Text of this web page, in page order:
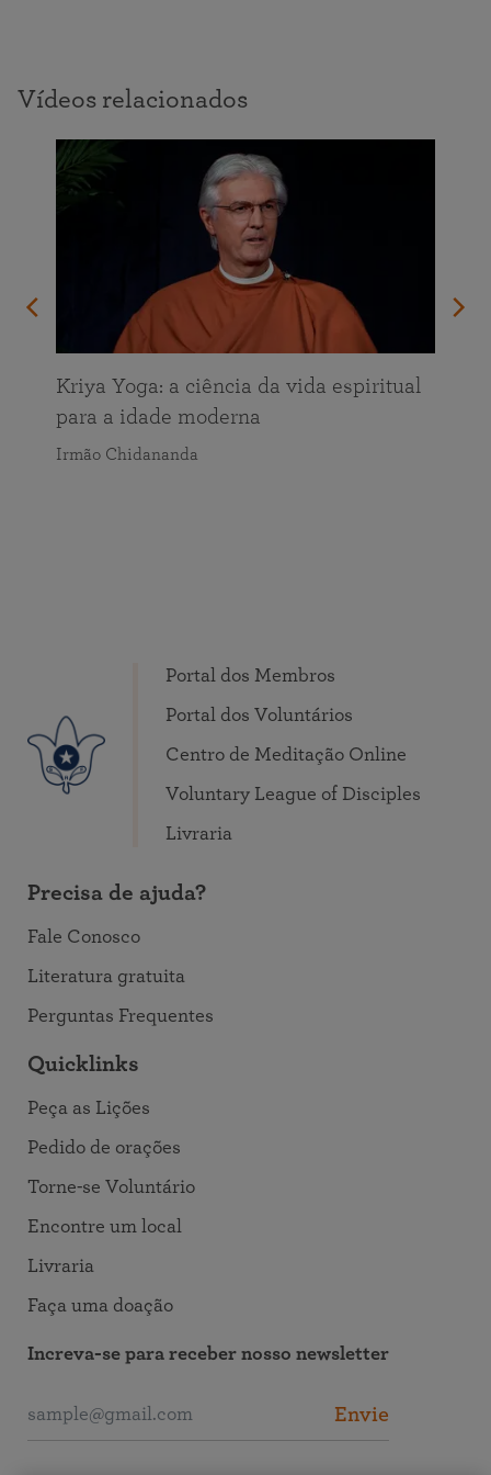
Vídeos relacionados
Kriya Yoga: a ciência da vida espiritual
para a idade moderna
Irmão Chidananda
Portal dos Membros
Portal dos Voluntários
Centro de Meditação Online
Voluntary League of Disciples
Livraria
Precisa de ajuda?
Fale Conosco
Literatura gratuita
Perguntas Frequentes
Quicklinks
Peça as Lições
Pedido de orações
Torne-se Voluntário
Encontre um local
Livraria
Faça uma doação
Increva-se para receber nosso newsletter
Envie